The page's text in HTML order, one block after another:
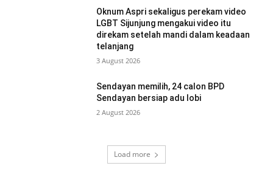
Oknum Aspri sekaligus perekam video
LGBT Sijunjung mengakui video itu
direkam setelah mandi dalam keadaan
telanjang
3 August 2026
Sendayan memilih, 24 calon BPD
Sendayan bersiap adu lobi
2 August 2026
Load more